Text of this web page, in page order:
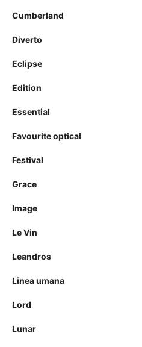
Cumberland
Diverto
Eclipse
Edition
Essential
Favourite optical
Festival
Grace
Image
Le Vin
Leandros
Linea umana
Lord
Lunar